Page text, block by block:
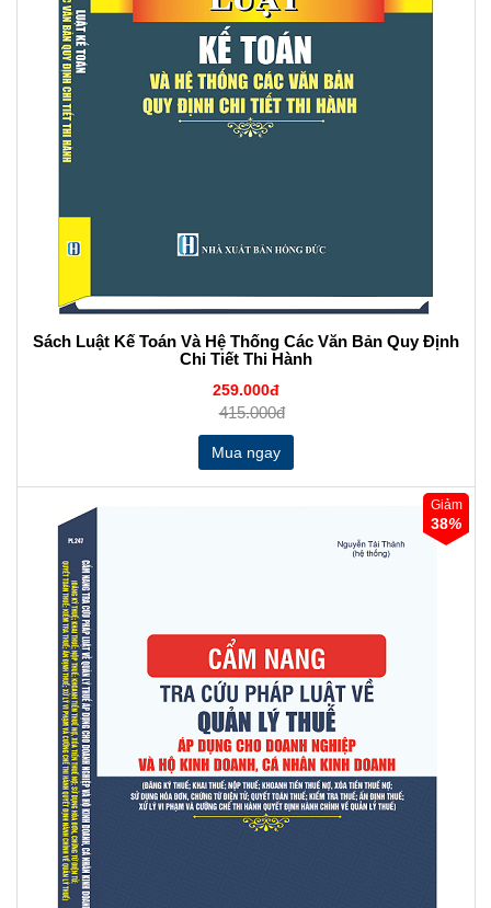
Sách Luật Kế Toán Và Hệ Thống Các Văn Bản Quy Định
Chi Tiết Thi Hành
259.000đ
415.000đ
Giảm
38%